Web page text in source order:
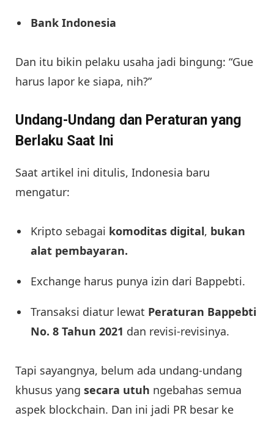
Bank Indonesia
Dan itu bikin pelaku usaha jadi bingung: “Gue
harus lapor ke siapa, nih?”
Undang-Undang dan Peraturan yang
Berlaku Saat Ini
Saat artikel ini ditulis, Indonesia baru
mengatur:
Kripto sebagai komoditas digital, bukan
alat pembayaran.
Exchange harus punya izin dari Bappebti.
Transaksi diatur lewat Peraturan Bappebti
No. 8 Tahun 2021 dan revisi-revisinya.
Tapi sayangnya, belum ada undang-undang
khusus yang secara utuh ngebahas semua
aspek blockchain. Dan ini jadi PR besar ke